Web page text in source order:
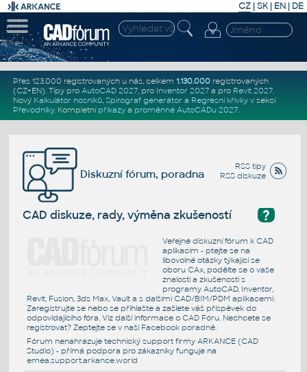
CZ | SK| EN | DE
Přes 123.000 registrovaných u nás, celkem 1.130.000registrovaných
(CZ+EN). Tipy pro AutoCAD 2027, pro Inventor 2027a pro Revit 2027.
Nový Kalkulátor nosníků, Spirograf generátor a Regresní křivkyv sekci
Převodníky. Kompletní příkazya proměnné AutoCADu 2027.
RSS tipy
RSS diskuze
Diskuzní fórum, poradna
?
CAD diskuze, rady, výměna zkušeností
Veřejné diskuzní fórum k CAD
aplikacím - ptejte se na
libovolné otázky týkající se
oboru CAx, podělte se o vaše
znalosti a zkušenosti s
programy AutoCAD, Inventor,
Revit, Fusion, 3ds Max, Vault a s dalšími CAD/BIM/PDM aplikacemi.
Zaregistrujte se nebo se přihlašte a zašlete váš příspěvek do
odpovídajícího fóra. Viz další informace o CAD Fóru. Nechcete se
registrovat? Zeptejte se v naší Facebook poradně.
Fórum nenahrazuje technický support firmy ARKANCE (CAD
Studio) - přímá podpora pro zákazníky funguje na
emea.support.arkance.world